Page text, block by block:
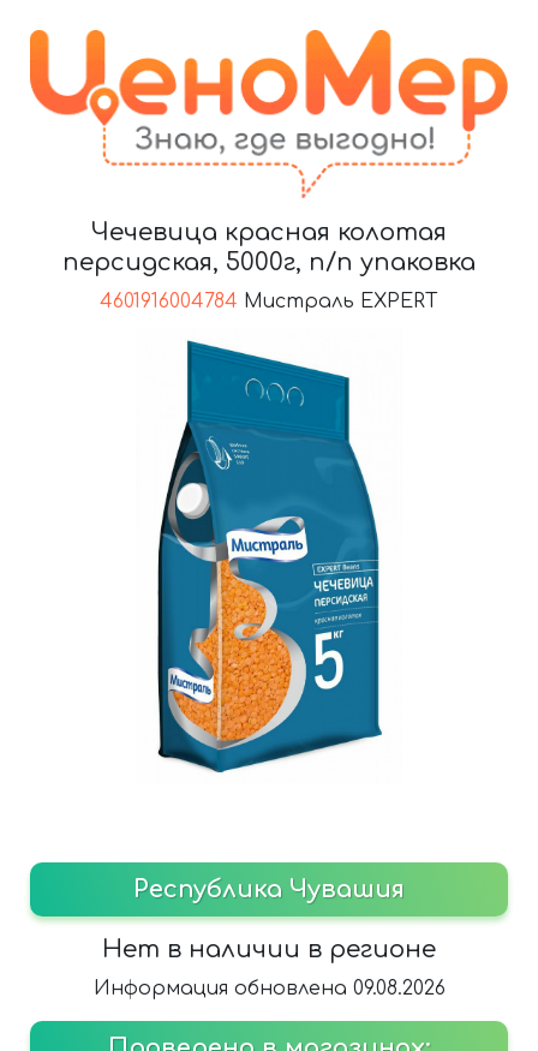
Чечевица красная колотая
персидская, 5000г, п/п упаковка
4601916004784 Мистраль EXPERT
Республика Чувашия
Нет в наличии в регионе
Информация обновлена 09.08.2026